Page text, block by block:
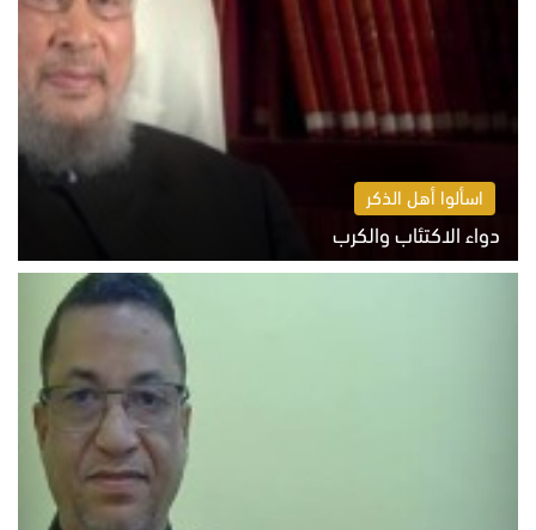
اسألوا أهل الذكر
دواء الاكتئاب والكرب
السبت 8 أغسطس 2026 10:54 ص